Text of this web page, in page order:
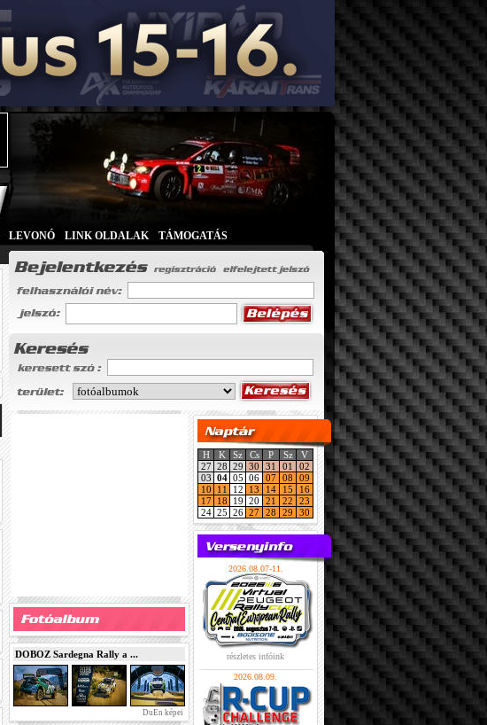
LEVONÓ LINK OLDALAK TÁMOGATÁS
DOBOZ Sardegna Rally a ...
DuEn képei
H K Sz Cs P Sz
V
27 28 29 30 31 01
02
03 04 05 06 07 08
09
10
11 12 13 14 15
16
17
18 19 20 21 22
23
24 25 26 27 28 29 30
2026.08.07-11.
részletes infóink
2026.08.09.